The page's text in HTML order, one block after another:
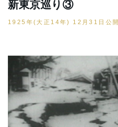
新東京巡り③
1925年(大正14年) 12月31日公開